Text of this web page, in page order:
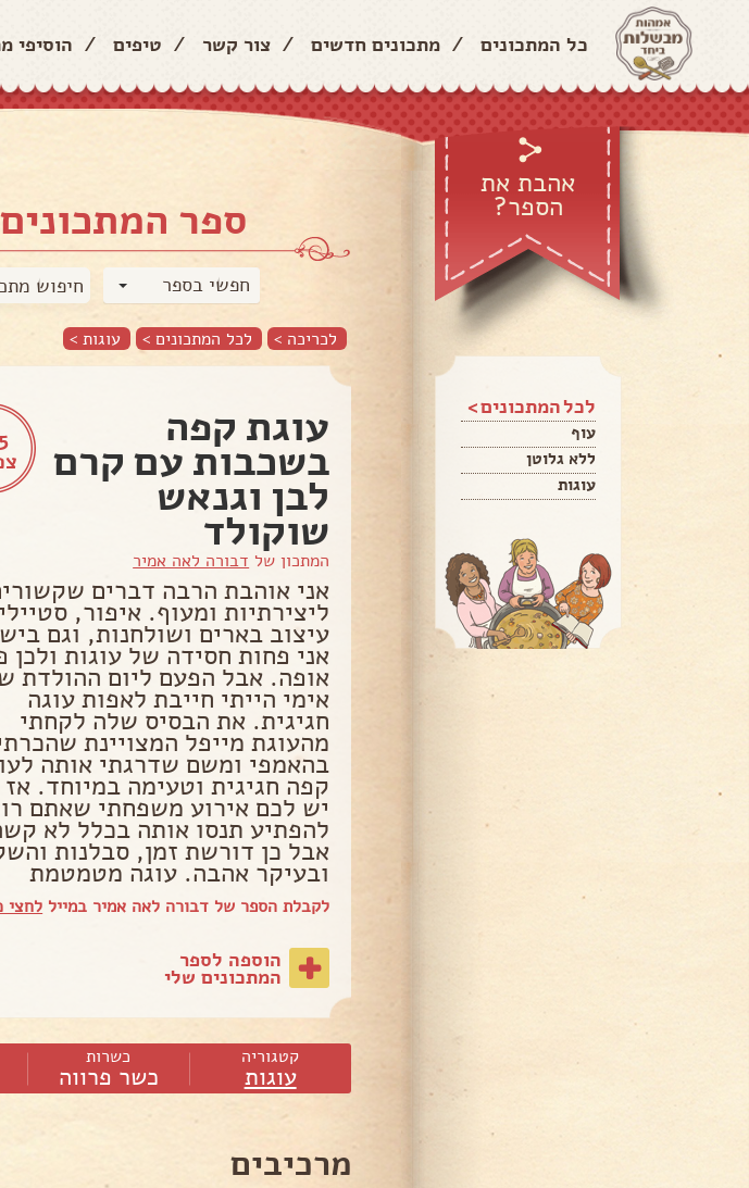
כל המתכונים / מתכונים חדשים / צור קשר / טיפים / הוסיפי
אהבת את
הספר?
לכל המתכונים >
עוף
ללא גלוטן
עוגות
ספר
חפשי בספר
לכריכה > לכל המתכונים > עוגות >
עוגת קפה
בשכבות עם קרם
לבן וגנאש
שוקולד
המתכון של דבורה לאה אמיר
אני אוהבת הרבה דברים
ליצירתיות ומעוף. איפור,
עיצוב בארים ושולחנות, וגם
אני פחות חסידה של עוגות ולכן
אופה. אבל הפעם ליום ההולדת
אימי הייתי חייבת לאפות עוגה
חגיגית. את הבסיס שלה לקחתי
מהעוגת מייפל המצויינת
בהאמפי ומשם שדרגתי אותה
קפה חגיגית וטעימה במיוחד.
יש לכם אירוע משפחתי שאתם
להפתיע תנסו אותה בכלל לא
אבל כן דורשת זמן, סבלנות
ובעיקר אהבה. עוגה מטמטמת
לקבלת הספר של דבורה לאה אמיר במייל לחצי
הוספה לספר
המתכונים שלי
קטגוריה
עוגות
כשרות
כשר פרווה
מרכיבים